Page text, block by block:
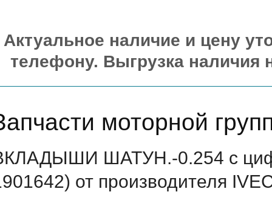
Актуальное наличие и цену
телефону. Выгрузка наличия
моторной
ШАТУН.-0.254 с
от производителя